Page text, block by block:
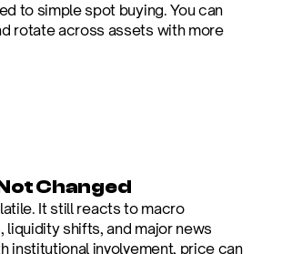
to simple spot buying. You can
rotate across assets with more
Changed
It still reacts to macro
liquidity shifts, and major news
institutional involvement, price can